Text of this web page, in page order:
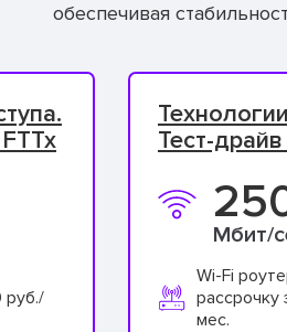
обеспечивая
руб./
Тест-
Мбит/
Wi-Fi
рассрочку
мес.